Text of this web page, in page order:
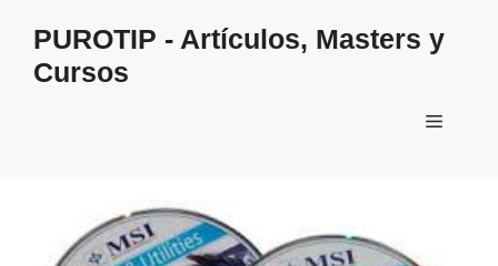
contenido
PUROTIP - Artículos, Masters y
Cursos
Menú